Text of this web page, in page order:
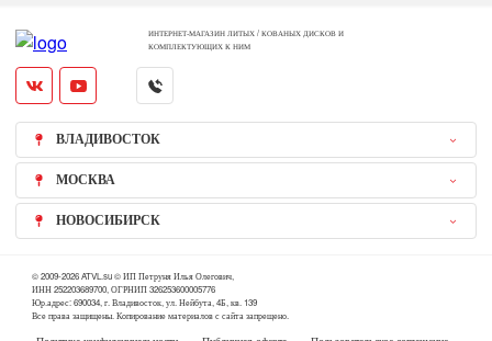
ИНТЕРНЕТ-МАГАЗИН ЛИТЫХ / КОВАНЫХ ДИСКОВ И
КОМПЛЕКТУЮЩИХ К НИМ
ВЛАДИВОСТОК
МОСКВА
НОВОСИБИРСК
© 2009-2026 ATVL.su © ИП Петруня Илья Олегович,
ИНН 252203689700, ОГРНИП 326253600005776
Юр.адрес: 690034, г. Владивосток, ул. Нейбута, 4Б, кв. 139
Все права защищены. Копирование материалов с сайта запрещено.